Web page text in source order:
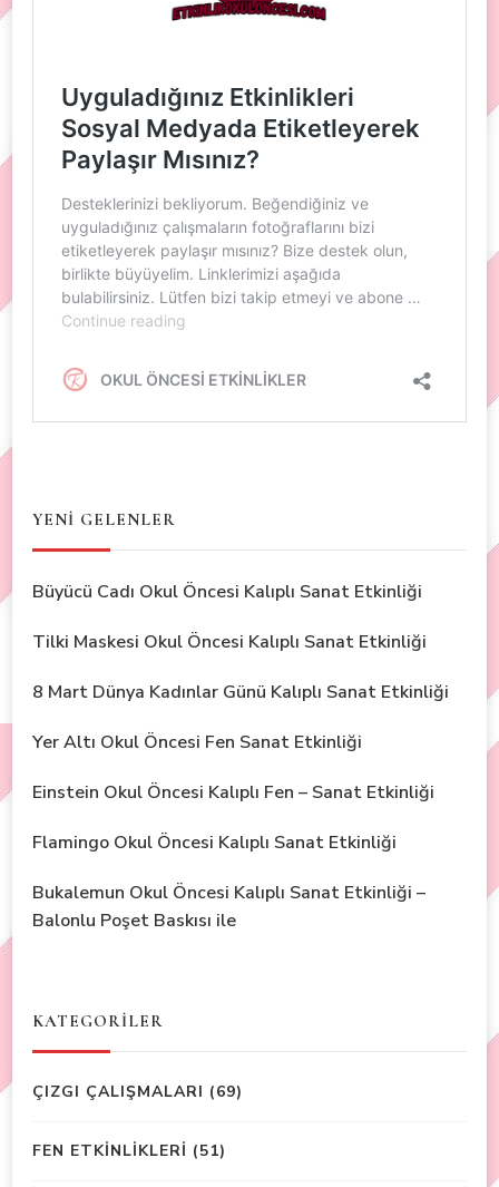
YENİ GELENLER
Büyücü Cadı Okul Öncesi Kalıplı Sanat Etkinliği
Tilki Maskesi Okul Öncesi Kalıplı Sanat Etkinliği
8 Mart Dünya Kadınlar Günü Kalıplı Sanat Etkinliği
Yer Altı Okul Öncesi Fen Sanat Etkinliği
Einstein Okul Öncesi Kalıplı Fen – Sanat Etkinliği
Flamingo Okul Öncesi Kalıplı Sanat Etkinliği
Bukalemun Okul Öncesi Kalıplı Sanat Etkinliği –
Balonlu Poşet Baskısı ile
KATEGORİLER
ÇIZGI ÇALIŞMALARI (69)
FEN ETKİNLİKLERİ (51)